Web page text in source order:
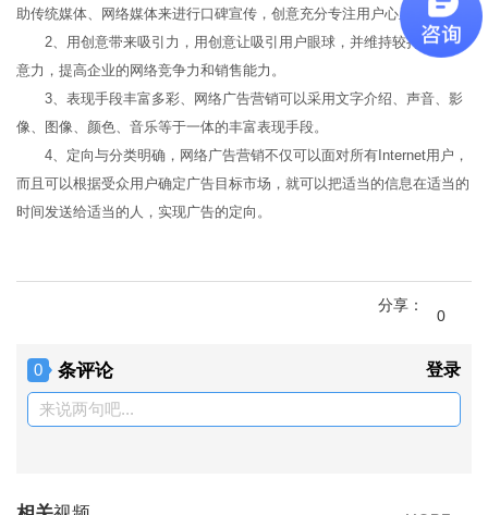
助传统媒体、网络媒体来进行口碑宣传，创意充分专注用户心里。
2、用创意带来吸引力，用创意让吸引用户眼球，并维持较持久的注
意力，提高企业的网络竞争力和销售能力。
3、表现手段丰富多彩、网络广告营销可以采用文字介绍、声音、影
像、图像、颜色、音乐等于一体的丰富表现手段。
4、定向与分类明确，网络广告营销不仅可以面对所有Internet用户，
而且可以根据受众用户确定广告目标市场，就可以把适当的信息在适当的
时间发送给适当的人，实现广告的定向。
0
分享：
0 条评论 登录
来说两句吧...